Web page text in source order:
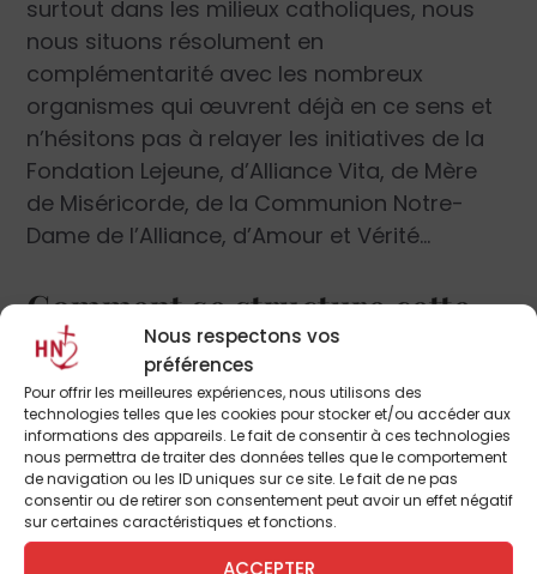
Nous respectons vos
préférences
Pour offrir les meilleures expériences, nous utilisons des
technologies telles que les cookies pour stocker et/ou accéder aux
informations des appareils. Le fait de consentir à ces technologies
nous permettra de traiter des données telles que le comportement
de navigation ou les ID uniques sur ce site. Le fait de ne pas
consentir ou de retirer son consentement peut avoir un effet négatif
sur certaines caractéristiques et fonctions.
ACCEPTER
surtout dans les milieux catholiques, nous
nous situons résolument en
complémentarité avec les nombreux
organismes qui œuvrent déjà en ce sens et
n’hésitons pas à relayer les initiatives de la
Fondation Lejeune, d’Alliance Vita, de Mère
de Miséricorde, de la Communion Notre-
Dame de l’Alliance, d’Amour et Vérité…
Comment se structure cette
neuvaine ?
La neuvaine est composée de trois parties.
La première comprend neuf méditations
pour les neuf jours de la neuvaine, en
intégrant à chaque fois une problématique
spécifique de la vie conjugale : estime de soi,
fécondité, fidélité, éducation des enfants,